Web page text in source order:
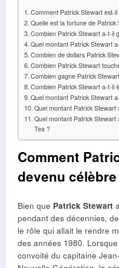
Comment Patrick Stewart est-
Quelle est la fortune de
Combien Patrick Stewart a-t-il
Quel montant Patrick Stewart
Combien de dollars Patrick
Combien Patrick Stewart
Combien gagne Patrick
Combien Patrick Stewart a-t-il
Quel montant Patrick Stewart
Quel montant Patrick
Quel montant Patrick
Tea ?
Comment
devenu
Bien que Patrick Stewart
pendant des décennies,
le rôle qui allait le rendre
des années 1980.
convoité du capitaine